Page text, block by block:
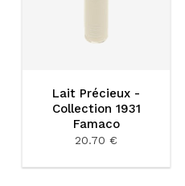
Lait Précieux -
Collection 1931
Famaco
20.70 €